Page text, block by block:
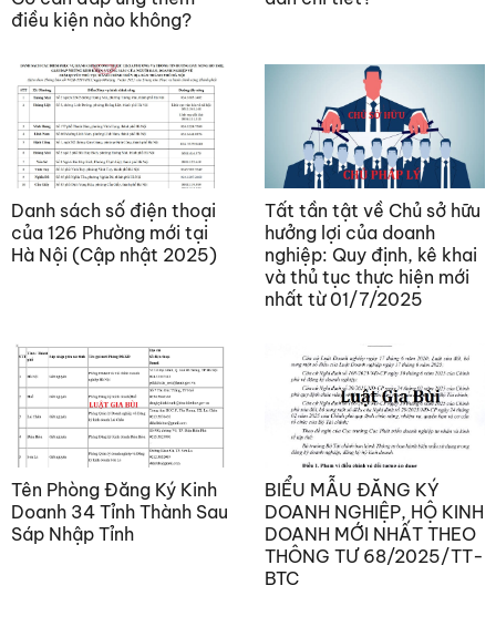
điều kiện nào không?
Danh sách số điện thoại
của 126 Phường mới tại
Hà Nội (Cập nhật 2025)
Tất tần tật về Chủ sở hữu
hưởng lợi của doanh
nghiệp: Quy định, kê khai
và thủ tục thực hiện mới
nhất từ 01/7/2025
Tên Phòng Đăng Ký Kinh
Doanh 34 Tỉnh Thành Sau
Sáp Nhập Tỉnh
BIỂU MẪU ĐĂNG KÝ
DOANH NGHIỆP, HỘ KINH
DOANH MỚI NHẤT THEO
THÔNG TƯ 68/2025/TT-
BTC